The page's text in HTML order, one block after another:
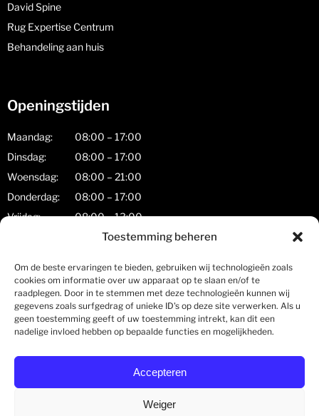
Toestemming beheren
Om de beste ervaringen te bieden, gebruiken wij technologieën zoals
cookies om informatie over uw apparaat op te slaan en/of te
raadplegen. Door in te stemmen met deze technologieën kunnen wij
gegevens zoals surfgedrag of unieke ID's op deze site verwerken. Als u
geen toestemming geeft of uw toestemming intrekt, kan dit een
nadelige invloed hebben op bepaalde functies en mogelijkheden.
Accepteren
Weiger
David Spine
Rug Expertise Centrum
Behandeling aan huis
Openingstijden
Maandag:
08:00 – 17:00
Dinsdag:
08:00 – 17:00
Woensdag:
08:00 – 21:00
Donderdag:
08:00 – 17:00
Vrijdag:
08:00 – 13:00
08:00 – 17:00
Zorgkaart Nederland
Holland Spine Centre
Rotterdam - Fysiotherapieis gewaardeerd op
Bekijk alle waarderingen